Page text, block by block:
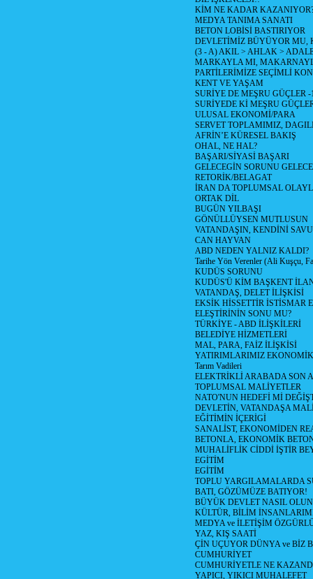
KİM NE KADAR
MEDYA TANIMA SANATI
BETON LOBİSİ BASTIRIYOR
DEVLETİMİZ BÜYÜYOR MU,
(3 - A) AKIL > AHLAK >
MARKAYLA MI,
PARTİLERİMİZE SEÇİMLİ
KENT VE YAŞAM
SURİYE DE MEŞRU GÜÇLER -
SURİYEDE Kİ MEŞRU
ULUSAL EKONOMİ/PARA
SERVET TOPLAMIMIZ,
AFRİN’E KÜRESEL BAKIŞ
OHAL, NE HAL?
BAŞARI/SİYASİ BAŞARI
GELECEGİN SORUNU
RETORİK/BELAGAT
İRAN DA TOPLUMSAL
ORTAK DİL
BUGÜN YILBAŞI
GÖNÜLLÜYSEN MUTLUSUN
VATANDAŞIN, KENDİNİ
CAN HAYVAN
ABD NEDEN YALNIZ KALDI?
Tarihe Yön Verenler (Ali Kuşçu,
KUDÜS SORUNU
KUDÜS'Ü KİM BAŞKENT
VATANDAŞ, DELET İLİŞKİSİ
EKSİK HİSSETTİR İSTİSMAR
ELEŞTİRİNİN SONU MU?
TÜRKİYE - ABD İLİŞKİLERİ
BELEDİYE HİZMETLERİ
MAL, PARA, FAİZ İLİŞKİSİ
YATIRIMLARIMIZ
Tarım Vadileri
ELEKTRİKLİ ARABADA SON
TOPLUMSAL MALİYETLER
NATO'NUN HEDEFİ Mİ
DEVLETİN, VATANDAŞA
EĞİTİMİN İÇERİGİ
SANALİST, EKONOMİDEN
BETONLA, EKONOMİK
MUHALİFLİK CİDDİ İŞTİR
EGİTİM
EGİTİM
TOPLU YARGILAMALARDA
BATI, GÖZÜMÜZE BATIYOR!
BÜYÜK DEVLET NASIL
KÜLTÜR, BİLİM
MEDYA ve İLETİŞİM
YAZ, KIŞ SAATİ
ÇİN UÇUYOR DÜNYA ve BİZ
CUMHURİYET
CUMHURİYETLE NE
YAPICI, YIKICI MUHALEFET